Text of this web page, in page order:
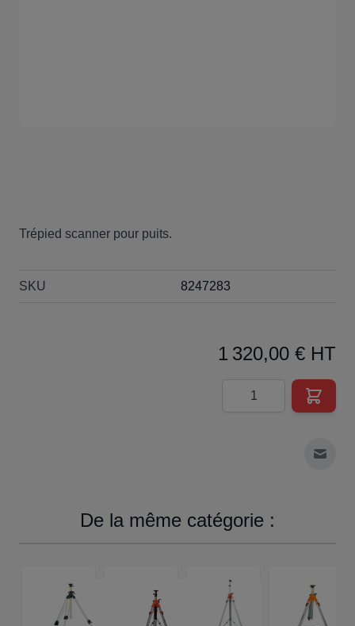
Trépied scanner pour puits.
SKU 8247283
1 320,00 € HT
Quantité
De la même catégorie :